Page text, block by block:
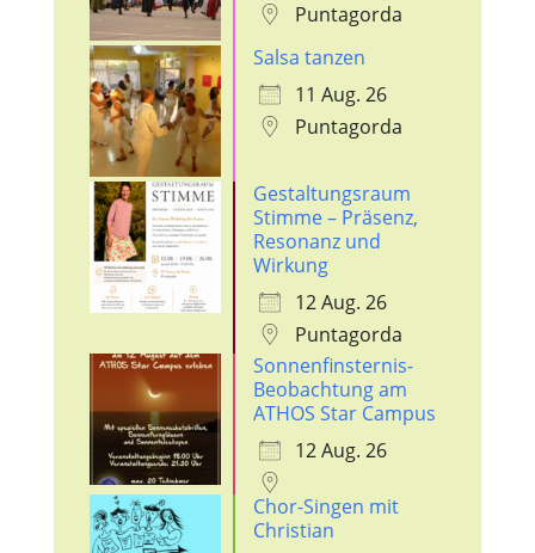
Puntagorda
Salsa tanzen
11 Aug. 26
Puntagorda
Gestaltungsraum
Stimme – Präsenz,
Resonanz und
Wirkung
12 Aug. 26
Puntagorda
Sonnenfinsternis-
Beobachtung am
ATHOS Star Campus
12 Aug. 26
Chor-Singen mit
Christian